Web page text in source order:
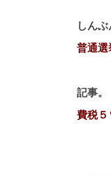
しん
普通選
記事。
費税５